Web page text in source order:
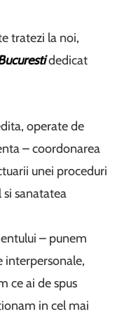
tratezi la noi,
dedicat
operate de
– coordonarea
unei proceduri
sanatatea
– punem
interpersonale,
ce ai de spus
in cel mai